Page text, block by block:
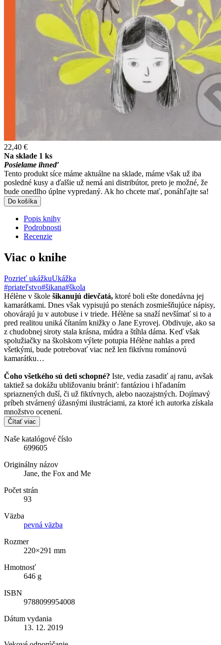
22,40 €
Na sklade 1 ks
Posielame ihneď
Tento produkt síce máme aktuálne na sklade, máme však už iba
posledné kusy a ďalšie už nemá ani distribútor, preto je možné, že
bude onedlho úplne vypredaný. Ak ho chcete mať, ponáhľajte sa!
Do košíka
Popis knihy
Podrobnosti
Recenzie
Viac o knihe
Pozrieť ukážkuUkážka
#priateľstvo#šikana#škola
Hélène v škole šikanujú dievčatá, ktoré boli ešte donedávna jej
kamarátkami. Dnes však vypisujú po stenách zosmiešňujúce nápisy,
ohovárajú ju v autobuse i v triede. Hélène sa snaží nevšímať si to a
pred realitou uniká čítaním knižky o Jane Eyrovej. Obdivuje, ako sa
z chudobnej siroty stala krásna, múdra a štíhla dáma. Keď však
spolužiačky na školskom výlete potupia Hélène nahlas a pred
všetkými, bude potrebovať viac než len fiktívnu románovú
kamarátku…
Čoho všetkého sú deti schopné? Iste, vedia zasadiť aj ranu, avšak
taktiež sa dokážu ubližovaniu brániť: fantáziou i hľadaním
spriaznených duší, či už fiktívnych, alebo naozajstných. Dojímavý
príbeh stvárnený úžasnými ilustráciami, za ktoré ich autorka získala
množstvo ocenení.
Čítať viac
Naše katalógové číslo
699605
Originálny názov
Jane, the Fox and Me
Počet strán
93
Väzba
pevná väzba
Rozmer
220×291 mm
Hmotnosť
646 g
ISBN
9788099954008
Dátum vydania
13. 12. 2019